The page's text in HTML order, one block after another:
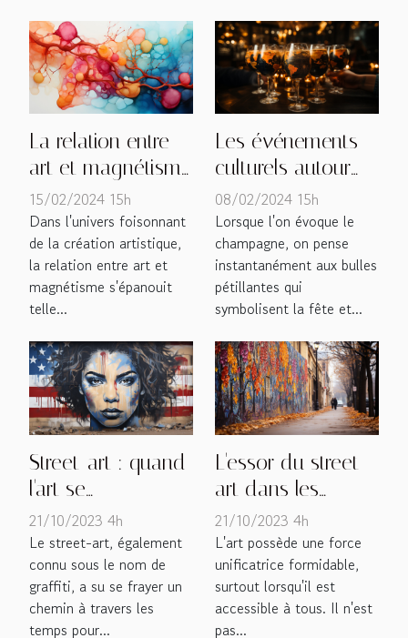
La relation entre
art et magnétisme
: une approche
créative
15/02/2024 15h
Dans l'univers foisonnant
de la création artistique,
la relation entre art et
magnétisme s'épanouit
telle...
Les événements
culturels autour
du champagne à
travers le monde
08/02/2024 15h
Lorsque l'on évoque le
champagne, on pense
instantanément aux bulles
pétillantes qui
symbolisent la fête et...
Street-art : quand
l'art se
démocratise
21/10/2023 4h
Le street-art, également
connu sous le nom de
graffiti, a su se frayer un
chemin à travers les
temps pour...
L'essor du street-
art dans les
métropoles
françaises
21/10/2023 4h
L'art possède une force
unificatrice formidable,
surtout lorsqu'il est
accessible à tous. Il n'est
pas...